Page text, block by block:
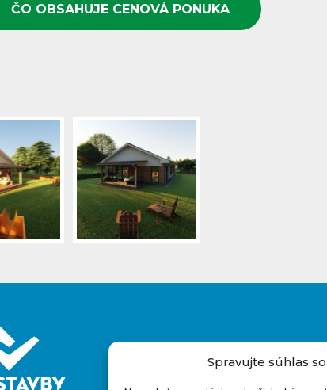
Spravujte súhlas
ČO OBSAHUJE CENOVÁ PONUKA